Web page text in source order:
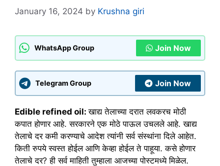
January 16, 2024 by Krushna giri
WhatsApp Group Join Now
Telegram Group Join Now
Edible refined oil:खाद्य तेलाच्या दरात लवकरच मोठी
कपात होणार आहे. सरकारने एक मोठे पाऊल उचलले आहे. खाद्य
तेलाचे दर कमी करण्याचे आदेश त्यांनी सर्व संस्थांना दिले आहेत.
किती रुपये स्वस्त होईल आणि केव्हा होईल ते पाहूया. कसे होणार
तेलाचे दर? ही सर्व माहिती तुम्हाला आजच्या पोस्टमध्ये मिळेल.